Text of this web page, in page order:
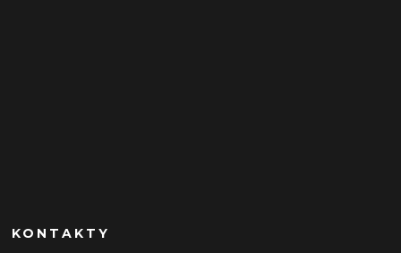
KONTAKTY